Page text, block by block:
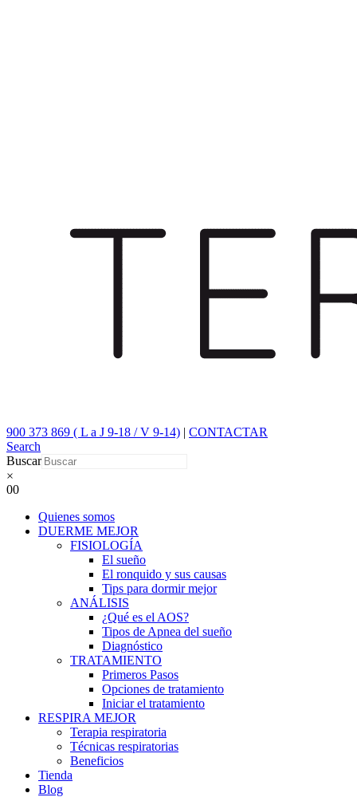
900 373 869 ( L a J 9-18 / V 9-14) | CONTACTAR
Search
Buscar
×
00
Quienes somos
DUERME MEJOR
FISIOLOGÍA
El sueño
El ronquido y sus causas
Tips para dormir mejor
ANÁLISIS
¿Qué es el AOS?
Tipos de Apnea del sueño
Diagnóstico
TRATAMIENTO
Primeros Pasos
Opciones de tratamiento
Iniciar el tratamiento
RESPIRA MEJOR
Terapia respiratoria
Técnicas respiratorias
Beneficios
Tienda
Blog